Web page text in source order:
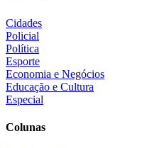
Cidades
Policial
Política
Esporte
Economia e Negócios
Educação e Cultura
Especial
Colunas